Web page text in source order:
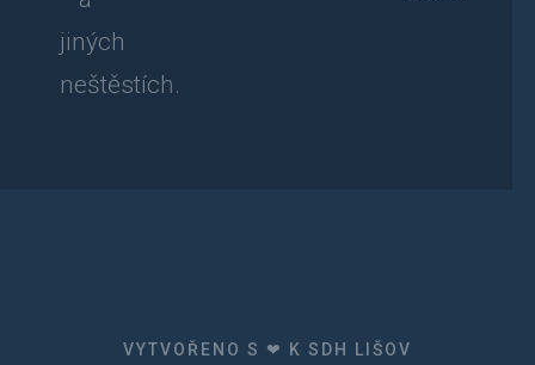
jiných
neštěstích.
VYTVOŘENO S ❤ K SDH LIŠOV